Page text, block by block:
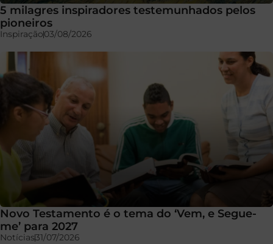
5 milagres inspiradores testemunhados pelos
pioneiros
Inspiração03/08/2026
Novo Testamento é o tema do ‘Vem, e Segue-
me’ para 2027
Notícias31/07/2026